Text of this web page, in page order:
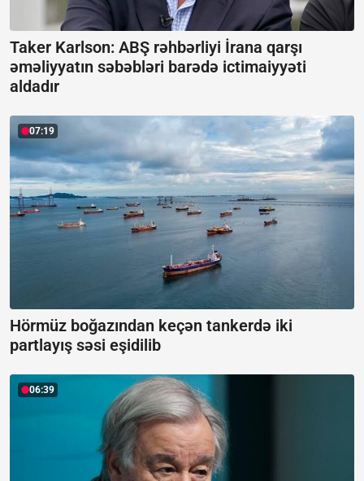
Taker Karlson: ABŞ rəhbərliyi İrana qarşı
əməliyyatın səbəbləri barədə ictimaiyyəti
aldadır
07:19
Hörmüz boğazından keçən tankerdə iki
partlayış səsi eşidilib
06:39